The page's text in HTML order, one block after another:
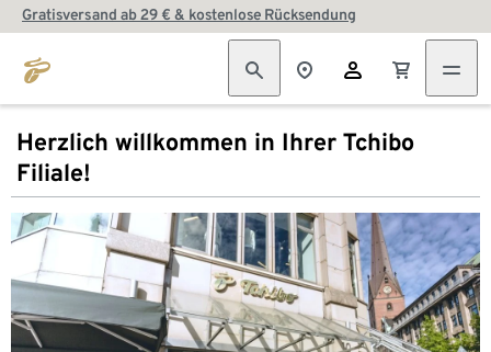
Gratisversand ab 29 € & kostenlose Rücksendung
Herzlich willkommen in Ihrer Tchibo
Filiale!